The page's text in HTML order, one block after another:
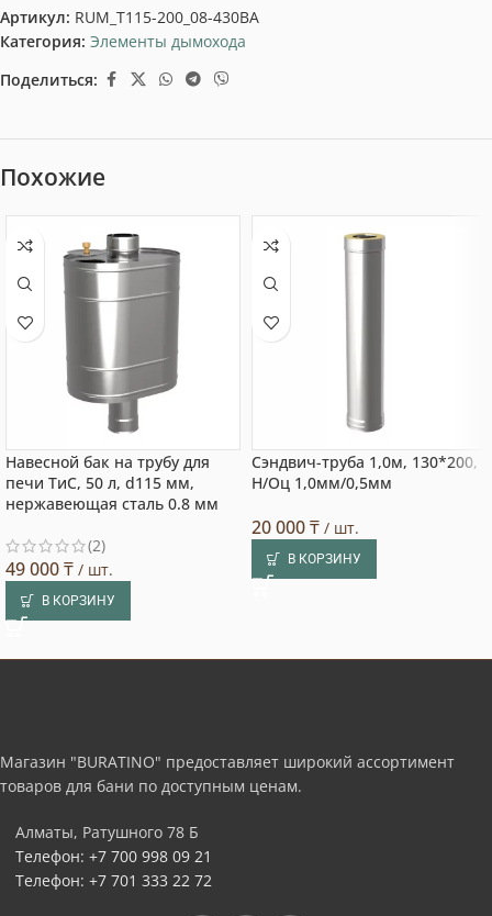
Артикул: RUM_T115-200_08-430BA
Категория: Элементы дымохода
Поделиться:
Похожие
Навесной бак на трубу для
печи ТиС, 50 л, d115 мм,
нержавеющая сталь 0.8 мм
(2)
49 000₸ / шт.
В КОРЗИНУ
Сэндвич-труба 1,0м, 130*200,
Н/Оц 1,0мм/0,5мм
20 000₸ / шт.
В КОРЗИНУ
Магазин "BURATINO" предоставляет широкий ассортимент
товаров для бани по доступным ценам.
Алматы, Ратушного 78 Б
Телефон: +7 700 998 09 21
Телефон: +7 701 333 22 72